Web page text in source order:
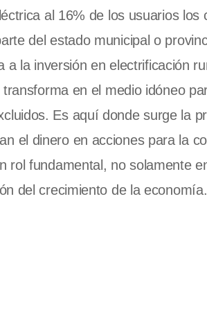
al 16% de los usuarios los
del estado municipal o
la inversión en electrificación
en el medio idóneo
Es aquí donde surge la
el dinero en acciones para la
rol fundamental, no solamente
del crecimiento de la economía.